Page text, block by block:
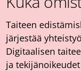
Taiteen
järjestää
Digitaalisen
ja